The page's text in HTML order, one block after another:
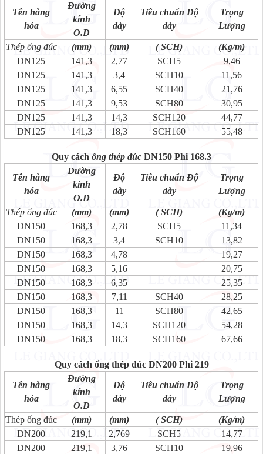
Tên hàng
hóa
Đường
kính
O.D
Độ
dày
Tiêu chuẩn Độ
dày
Trọng
Lượng
Thép ống đúc (mm) (mm) ( SCH)
(Kg/m)
DN125
141,3 2,77 SCH5
9,46
DN125
141,3 3,4 SCH10
11,56
DN125
141,3 6,55 SCH40
21,76
DN125
141,3 9,53 SCH80
30,95
DN125
141,3 14,3 SCH120
44,77
DN125
141,3 18,3 SCH160 55,48
Quy cách ống thép đúc DN150 Phi 168.3
Tên hàng
hóa
Đường
kính
O.D
Độ
dày
Tiêu chuẩn Độ
dày
Trọng
Lượng
Thép ống đúc (mm) (mm) ( SCH)
(Kg/m)
DN150
168,3 2,78 SCH5
11,34
DN150
168,3 3,4 SCH10
13,82
DN150
168,3 4,78
19,27
DN150
168,3 5,16
20,75
DN150
168,3 6,35
25,35
DN150
168,3 7,11 SCH40
28,25
DN150
168,3 11 SCH80
42,65
DN150
168,3 14,3 SCH120
54,28
DN150
168,3 18,3 SCH160 67,66
Quy cách ống thép đúc DN200 Phi 219
Tên hàng
hóa
Đường
kính
O.D
Độ
dày
Tiêu chuẩn Độ
dày
Trọng
Lượng
Thép ống đúc (mm) (mm) ( SCH)
(Kg/m)
DN200
219,1 2,769 SCH5
14,77
DN200
219,1 3,76 SCH10
19,96